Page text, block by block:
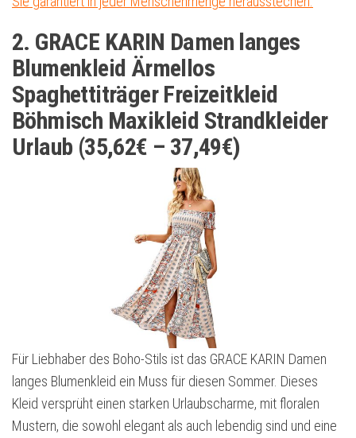
2. GRACE KARIN Damen langes
Blumenkleid Ärmellos
Spaghettiträger Freizeitkleid
Böhmisch Maxikleid Strandkleider
Urlaub (35,62€ – 37,49€)
Für Liebhaber des Boho-Stils ist das GRACE KARIN Damen
langes Blumenkleid ein Muss für diesen Sommer. Dieses
Kleid versprüht einen starken Urlaubscharme, mit floralen
Mustern, die sowohl elegant als auch lebendig sind und eine